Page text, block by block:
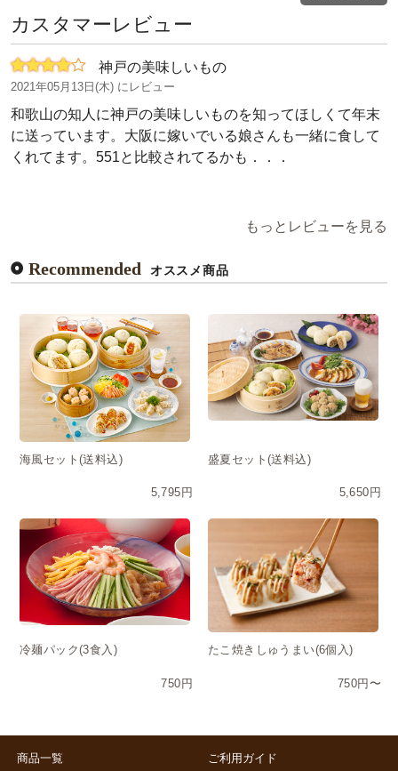
カスタマーレビュー
神戸の美味しいもの
2021年05月13日(木) にレビュー
和歌山の知人に神戸の美味しいものを知ってほしくて年末
に送っています。大阪に嫁いでいる娘さんも一緒に食して
くれてます。551と比較されてるかも．．．
もっとレビューを見る
Recommended オススメ商品
海風セット(送料込)
5,795円
盛夏セット(送料込)
5,650円
冷麺パック(3食入)
750円
たこ焼きしゅうまい(6個入)
750円〜
商品一覧 ご利用ガイド